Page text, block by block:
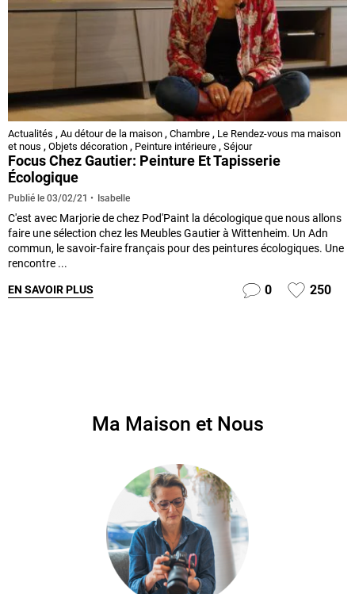
Actualités , Au détour de la maison , Chambre , Le Rendez-vous ma maison
et nous , Objets décoration , Peinture intérieure , Séjour
Focus Chez Gautier: Peinture Et Tapisserie
Écologique
Publié le 03/02/21 Isabelle
C'est avec Marjorie de chez Pod'Paint la décologique que nous allons
faire une sélection chez les Meubles Gautier à Wittenheim. Un Adn
commun, le savoir-faire français pour des peintures écologiques. Une
rencontre ...
EN SAVOIR PLUS 0 250
Ma Maison et Nous